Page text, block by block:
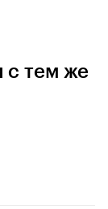
с тем же